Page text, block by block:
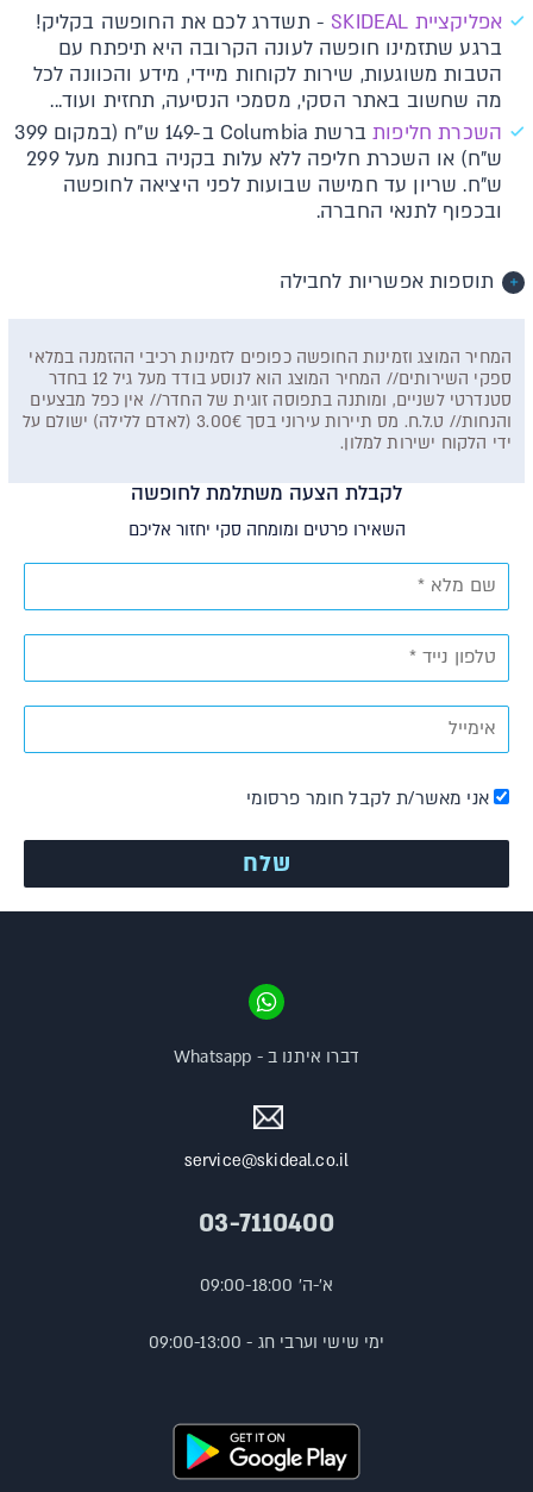
א​פליקציית SKIDEAL​​ - תשדרג לכם את החופשה בקליק!
ברגע שתזמינו חופשה לעונה הקרובה היא תיפתח עם
הטבות משוגעות, שירות לקוחות מיידי, מידע והכוונה לכל
מה שחשוב באתר הסקי, מסמכי הנסיעה, תחזית ועוד...
השכרת חליפות
ברשת Columbia ב-149 ש"ח (במקום 399
ש"ח) או השכרת חליפה ללא עלות בקניה בחנות מעל 299
ש"ח. שריון עד חמישה שבועות לפני היציאה לחופשה
ובכפוף לתנאי החברה.
תוספות אפשריות לחבילה
המחיר המוצג וזמינות החופשה כפופים לזמינות רכיבי ההזמנה במלאי
ספקי השירותים// המחיר המוצג הוא לנוסע בודד מעל גיל 12 בחדר
סטנדרטי לשניים, ומותנה בתפוסה זוגית של החדר// אין כפל מבצעים
והנחות// ט.ל.ח. מס תיירות עירוני בסך 3.00€ (לאדם ללילה) ישולם על
ידי הלקוח ישירות למלון.
לקבלת הצעה משתלמת לחופשה
השאירו פרטים ומומחה סקי יחזור אליכם
אני מאשר/ת לקבל חומר פרסומי
service@skideal.co.il
03-7110400
א'-ה' 09:00-18:00
ימי שישי וערבי חג - 09:00-13:00
דברו איתנו ב - Whatsapp